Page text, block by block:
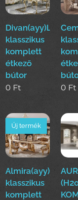
Divan(ayy)Luxus
klasszikus
komplett
étkező
bútor
0 Ft 0 Ft
Almira(ayy)Luxus
klasszikus
komplett
Új termék